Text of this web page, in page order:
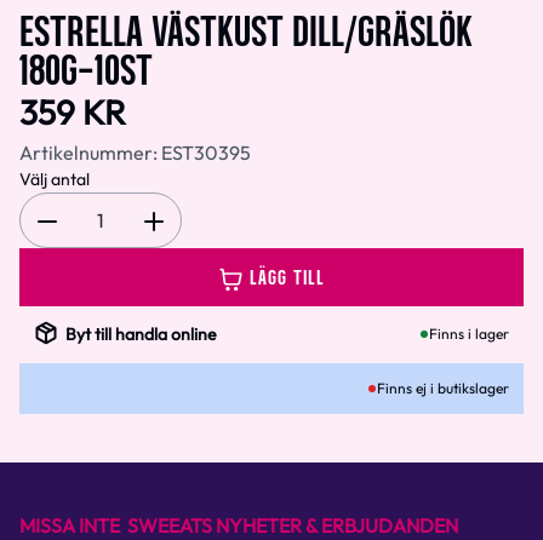
ESTRELLA VÄSTKUST DILL/GRÄSLÖK
180G-10ST
359 KR
Artikelnummer: EST30395
Välj antal
1
LÄGG TILL
Byt till handla online Finns i lager
Finns ej i butikslager
MISSA INTE SWEEATS NYHETER & ERBJUDANDEN